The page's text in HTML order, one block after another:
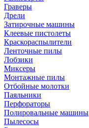
Граверы
Дрели
Затирочные машины
Клеевые пистолеты
Краскораспылители
Ленточные пилы
Лобзики
Миксеры
Монтажные пилы
Отбойные молотки
Паяльники
Перфораторы
Полировальные машины
Пылесосы